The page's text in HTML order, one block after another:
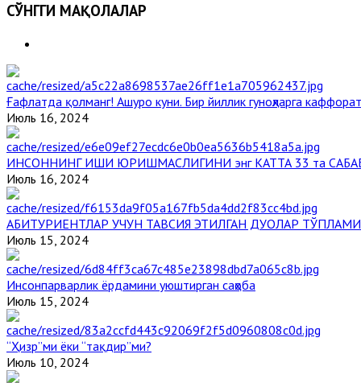
СЎНГГИ МАҚОЛАЛАР
Ғафлатда қолманг! Ашуро куни. Бир йиллик гуноҳларга
Июль 16, 2024
ИНСОННИНГ ИШИ ЮРИШМАСЛИГИНИ энг КАТТА 33 та
Июль 16, 2024
АБИТУРИЕНТЛАР УЧУН ТАВСИЯ ЭТИЛГАН ДУОЛАР ТЎПЛАМИ
Июль 15, 2024
Инсонпарварлик ёрдамини уюштирган саҳоба
Июль 15, 2024
“Ҳизр”ми ёки “тақдир”ми?
Июль 10, 2024